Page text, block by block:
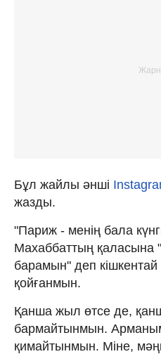
Бұл жайлы әнші
жазды.
"Париж - менің бала
Махаббаттың қаласына
барамын" деп кішкентай
қойғанмын.
Қанша жыл өтсе де,
бармайтынмын.
қимайтынмын. Міне,